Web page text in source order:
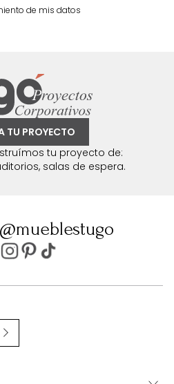
de mis datos
TU PROYECTO
tu proyecto de:
salas de espera.